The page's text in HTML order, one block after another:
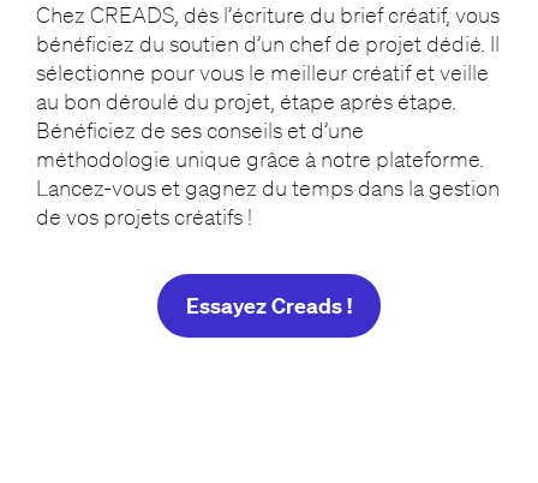
Chez CREADS, dès l’écriture du brief créatif, vous
bénéficiez du soutien d’un chef de projet dédié. Il
sélectionne pour vous le meilleur créatif et veille
au bon déroulé du projet, étape après étape.
Bénéficiez de ses conseils et d’une
méthodologie unique grâce à notre plateforme.
Lancez-vous et gagnez du temps dans la gestion
de vos projets créatifs !
Essayez Creads !